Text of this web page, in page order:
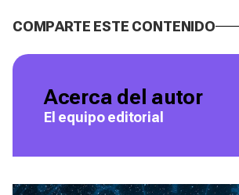
COMPARTE ESTE CONTENIDO
Acerca del autor
El equipo editorial